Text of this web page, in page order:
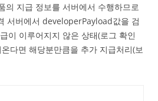
의 지급 정보를 서버에서 수행하므로
서버에서 developerPayload값을 검
이 이루어지지 않은 상태(로그 확인
다면 해당분만큼을 추가 지급처리(보